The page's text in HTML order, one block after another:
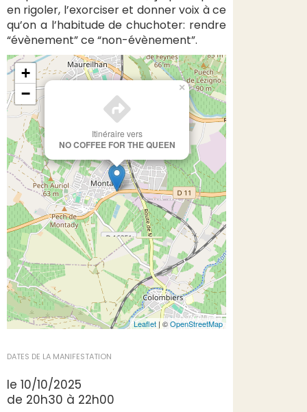
en rigoler, l’exorciser et donner voix à ce
qu’on a l’habitude de chuchoter: rendre
“évènement” ce “non-évènement”.
Itinéraire vers
NO COFFEE FOR THE QUEEN
×
+
−
Leaflet | ©OpenStreetMap
DATES DE LA MANIFESTATION
le 10/10/2025
de 20h30 à 22h00